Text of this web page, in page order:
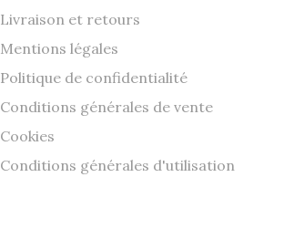
Livraison et retours
Mentions légales
Politique de confidentialité
Conditions générales de vente
Cookies
Conditions générales d'utilisation